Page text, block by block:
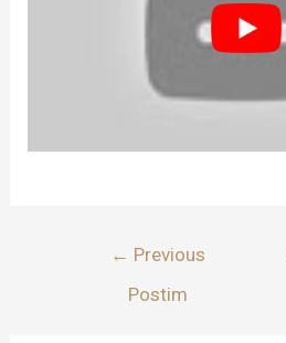
postimet
← Previous
Postim